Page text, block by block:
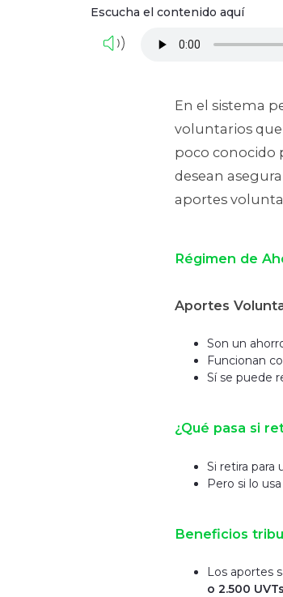
Escucha el contenido aquí
En el sistema
voluntarios
poco conocido
desean
aportes
Régimen de
Aportes
Son un
Funcionan
Sí se puede
¿Qué pasa si
Si retira para
Pero si lo
Beneficios
Los aportes
o 2.500 UVTs